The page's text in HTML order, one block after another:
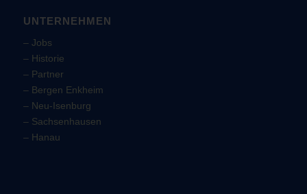
UNTERNEHMEN
– Jobs
– Historie
– Partner
– Bergen Enkheim
– Neu-Isenburg
– Sachsenhausen
– Hanau